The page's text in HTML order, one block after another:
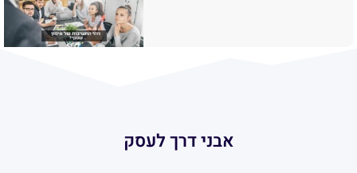
אבני דרך לעסק